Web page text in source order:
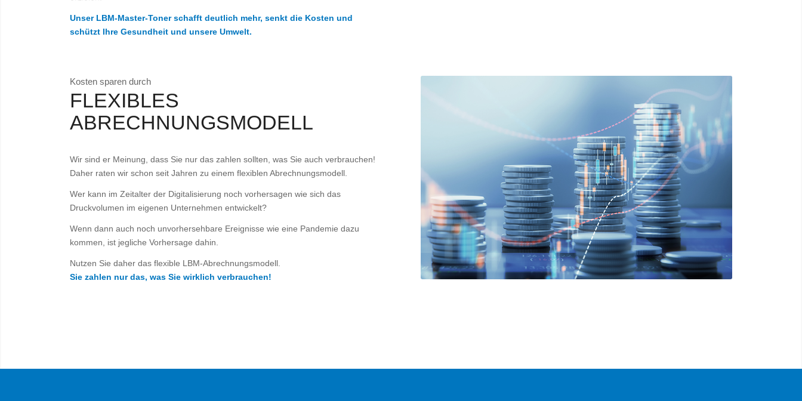
Unser LBM-Master-Toner schafft deutlich mehr, senkt die Kosten und
schützt Ihre Gesundheit und unsere Umwelt.
Kosten sparen durch
FLEXIBLES
ABRECHNUNGSMODELL
Wir sind er Meinung, dass Sie nur das zahlen sollten, was Sie auch verbrauchen!
Daher raten wir schon seit Jahren zu einem flexiblen Abrechnungsmodell.
Wer kann im Zeitalter der Digitalisierung noch vorhersagen wie sich das
Druckvolumen im eigenen Unternehmen entwickelt?
Wenn dann auch noch unvorhersehbare Ereignisse wie eine Pandemie dazu
kommen, ist jegliche Vorhersage dahin.
Nutzen Sie daher das flexible LBM-Abrechnungsmodell.
Sie zahlen nur das, was Sie wirklich verbrauchen!